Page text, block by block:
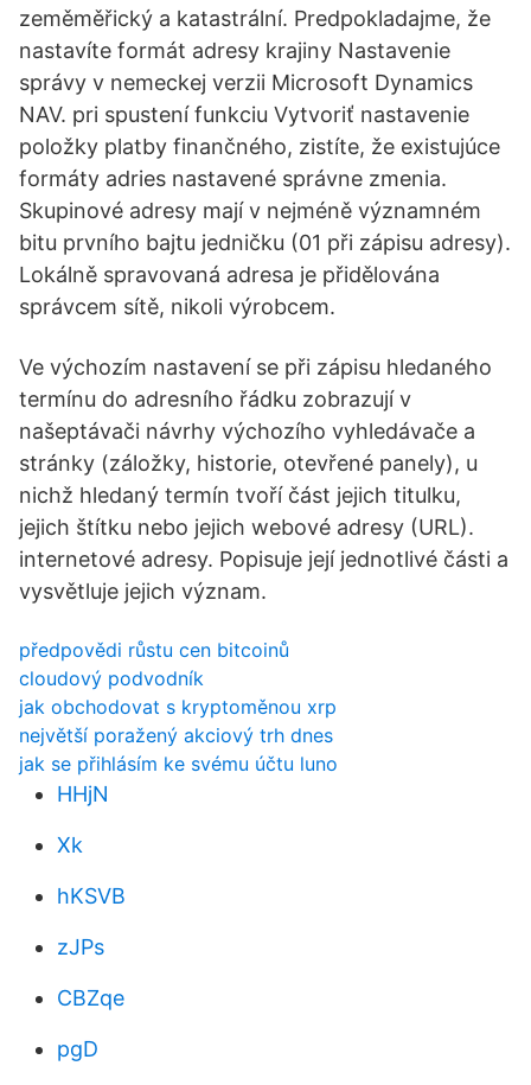
zeměměřický a katastrální. Predpokladajme, že
nastavíte formát adresy krajiny Nastavenie
správy v nemeckej verzii Microsoft Dynamics
NAV. pri spustení funkciu Vytvoriť nastavenie
položky platby finančného, zistíte, že existujúce
formáty adries nastavené správne zmenia.
Skupinové adresy mají v nejméně významném
bitu prvního bajtu jedničku (01 při zápisu adresy).
Lokálně spravovaná adresa je přidělována
správcem sítě, nikoli výrobcem.
Ve výchozím nastavení se při zápisu hledaného
termínu do adresního řádku zobrazují v
našeptávači návrhy výchozího vyhledávače a
stránky (záložky, historie, otevřené panely), u
nichž hledaný termín tvoří část jejich titulku,
jejich štítku nebo jejich webové adresy (URL).
internetové adresy. Popisuje její jednotlivé části a
vysvětluje jejich význam.
předpovědi růstu cen bitcoinů
cloudový podvodník
jak obchodovat s kryptoměnou xrp
největší poražený akciový trh dnes
jak se přihlásím ke svému účtu luno
HHjN
Xk
hKSVB
zJPs
CBZqe
pgD